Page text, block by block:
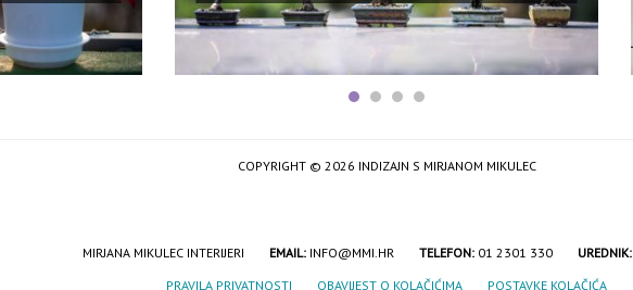
COPYRIGHT © 2026 INDIZAJN S MIRJANOM MIKULEC
MIRJANA MIKULEC INTERIJERI EMAIL: INFO@MMI.HR TELEFON: 01 2301 330 UREDNIK:
PRAVILA PRIVATNOSTI
OBAVIJEST O KOLAČIĆIMA POSTAVKE KOLAČIĆA